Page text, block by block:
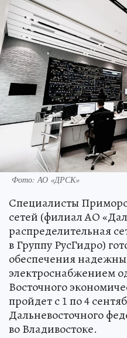
Фото: АО «ДРСК»
Специалисты
сетей (филиал АО
распределительная
в Группу РусГидро)
обеспечения
электроснабжением
Восточного
пройдет с 1 по 4
Дальневосточного
во Владивостоке.